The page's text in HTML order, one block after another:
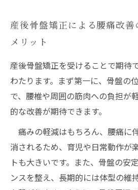
産後骨盤矯正による腰痛改善
メリット
産後骨盤矯正を受けることで期待
わたります。まず第一に、骨盤の
で、腰椎や周囲の筋肉への負担が
的な改善が期待できます。
痛みの軽減はもちろん、腰痛に
消されるため、育児や日常動作が
トも大きいです。また、骨盤の安
ンスを整え、長期的には体型の維